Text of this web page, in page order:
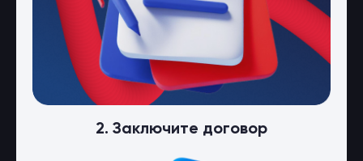
2. Заключите договор